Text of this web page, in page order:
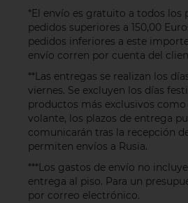
*El envío es gratuito a todos los
pedidos superiores a 150,00
pedidos inferiores a este
envío corren por cuenta del
**Las entregas se realizan los
viernes. Se excluyen los días
productos más exclusivos
volante, los plazos de entrega
comunicarán tras la recepción
permiten envíos a Rusia.
***Los gastos de envío no
entrega al piso. Para un
por correo electrónico.